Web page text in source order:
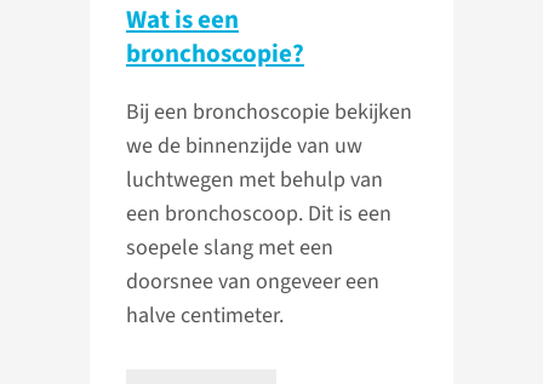
Wat is een
bronchoscopie?
Bij een bronchoscopie bekijken
we de binnenzijde van uw
luchtwegen met behulp van
een bronchoscoop. Dit is een
soepele slang met een
doorsnee van ongeveer een
halve centimeter.